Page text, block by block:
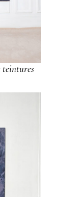
teintures